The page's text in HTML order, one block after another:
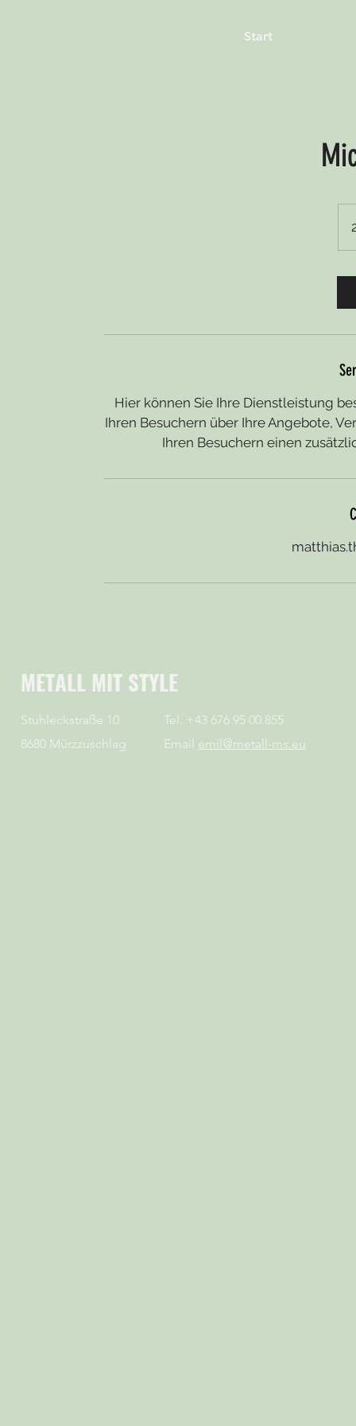
Start
Hier können Sie Ihre Dienstleistung
Ihren Besuchern über Ihre Angebote,
Ihren Besuchern einen
METALL MIT STYLE
Stuhleckstraße 10
8680 Mürzzuschlag
Tel. +43 676 95 00 855
Email emil@metall-ms.eu